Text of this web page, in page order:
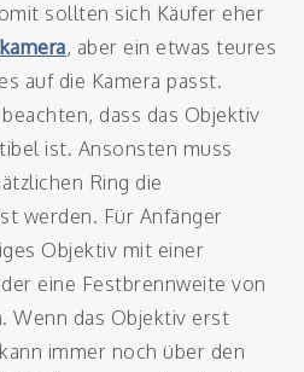
sollten sich Käufer eher
, aber ein etwas teures
auf die Kamera passt.
dass das Objektiv
ist. Ansonsten muss
Ring die
werden. Für Anfänger
Objektiv mit einer
eine Festbrennweite von
Wenn das Objektiv erst
immer noch über den